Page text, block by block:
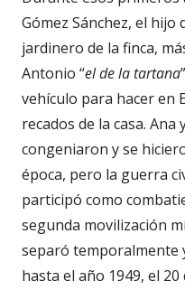
Gómez Sánchez, el
jardinero de la finca,
Antonio “el de la tartana
vehículo para hacer en
recados de la casa.
congeniaron y se
época, pero la guerra
participó como
segunda movilización
separó temporalmente
hasta el año 1949, el